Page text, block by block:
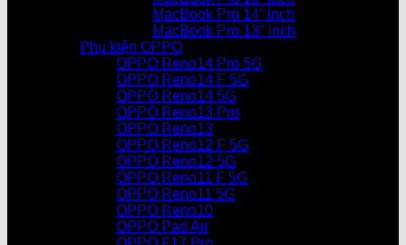
MacBook Pro 14” inch
MacBook Pro 13″ inch
Phụ kiện OPPO
OPPO Reno14 Pro 5G
OPPO Reno14 F 5G
OPPO Reno14 5G
OPPO Reno13 Pro
OPPO Reno13
OPPO Reno12 F 5G
OPPO Reno12 5G
OPPO Reno11 F 5G
OPPO Reno11 5G
OPPO Reno10
OPPO Pad Air